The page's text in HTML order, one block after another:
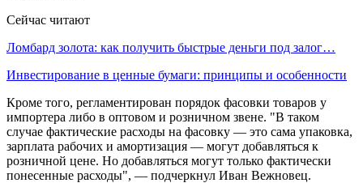
Сейчас читают
Ломбард золота: как получить быстрые деньги под залог…
Инвестирование в ценные бумаги: принципы и особенности
Кроме того, регламентирован порядок фасовки товаров у
импортера либо в оптовом и розничном звене. "В таком
случае фактические расходы на фасовку — это сама упаковка,
зарплата рабочих и амортизация — могут добавляться к
розничной цене. Но добавляться могут только фактически
понесенные расходы", — подчеркнул Иван Вежновец.